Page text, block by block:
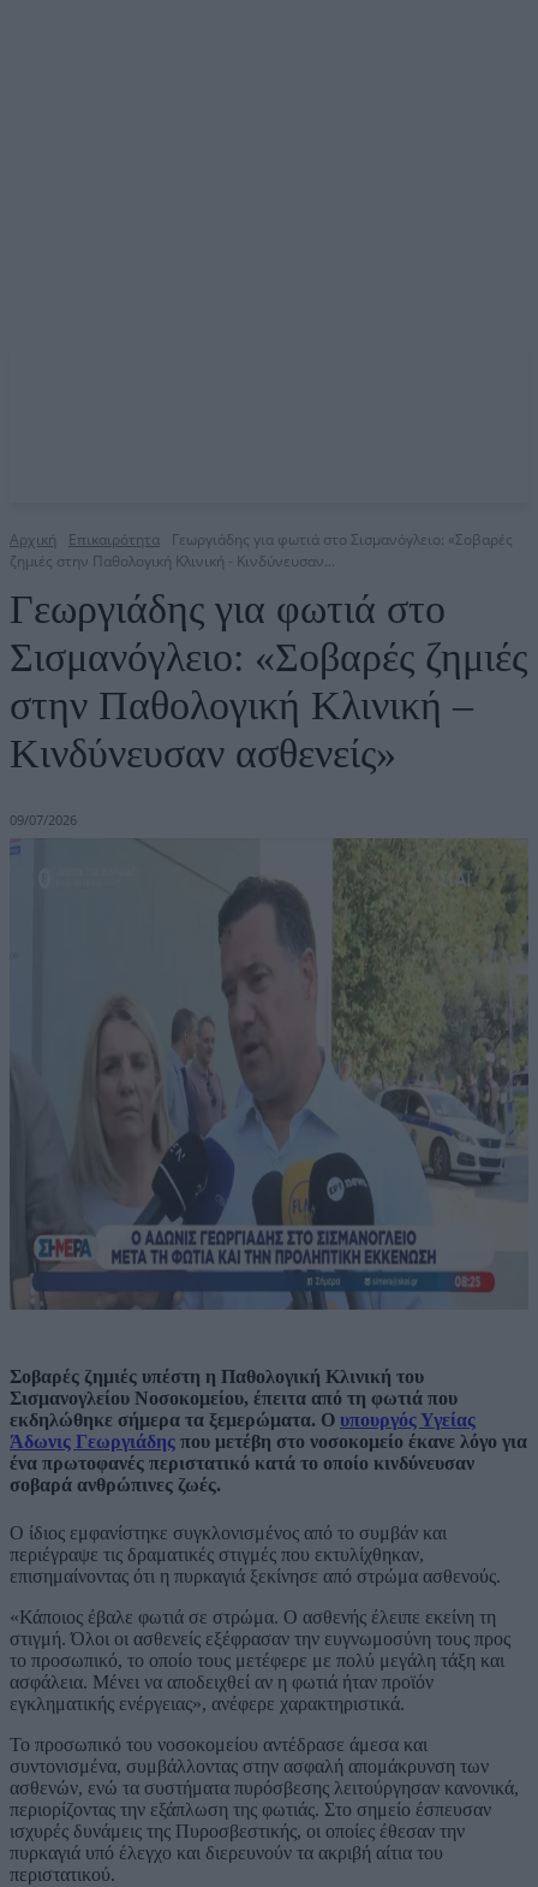
Αρχική Επικαιρότητα
Γεωργιάδης για φωτιά στο Σισμανόγλειο: «Σοβαρές
ζημιές στην Παθολογική Κλινική - Κινδύνευσαν...
Γεωργιάδης για φωτιά στο
Σισμανόγλειο: «Σοβαρές ζημιές
στην Παθολογική Κλινική –
Κινδύνευσαν ασθενείς»
09/07/2026
Σοβαρές ζημιές υπέστη η Παθολογική Κλινική του
Σισμανογλείου Νοσοκομείου, έπειτα από τη φωτιά που
εκδηλώθηκε σήμερα τα ξεμερώματα. Ο υπουργός Υγείας
Άδωνις Γεωργιάδης που μετέβη στο νοσοκομείο έκανε λόγο για
ένα πρωτοφανές περιστατικό κατά το οποίο κινδύνευσαν
σοβαρά ανθρώπινες ζωές.
Ο ίδιος εμφανίστηκε συγκλονισμένος από το συμβάν και
περιέγραψε τις δραματικές στιγμές που εκτυλίχθηκαν,
επισημαίνοντας ότι η πυρκαγιά ξεκίνησε από στρώμα ασθενούς.
«Κάποιος έβαλε φωτιά σε στρώμα. Ο ασθενής έλειπε εκείνη τη
στιγμή. Όλοι οι ασθενείς εξέφρασαν την ευγνωμοσύνη τους προς
το προσωπικό, το οποίο τους μετέφερε με πολύ μεγάλη τάξη και
ασφάλεια. Μένει να αποδειχθεί αν η φωτιά ήταν προϊόν
εγκληματικής ενέργειας», ανέφερε χαρακτηριστικά.
Το προσωπικό του νοσοκομείου αντέδρασε άμεσα και
συντονισμένα, συμβάλλοντας στην ασφαλή απομάκρυνση των
ασθενών, ενώ τα συστήματα πυρόσβεσης λειτούργησαν κανονικά,
περιορίζοντας την εξάπλωση της φωτιάς. Στο σημείο έσπευσαν
ισχυρές δυνάμεις της Πυροσβεστικής, οι οποίες έθεσαν την
πυρκαγιά υπό έλεγχο και διερευνούν τα ακριβή αίτια του
περιστατικού.